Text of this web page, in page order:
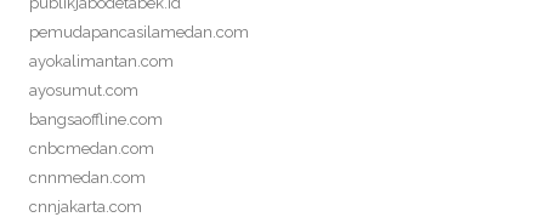
pemudapancasilamedan.com
ayokalimantan.com
ayosumut.com
bangsaoffline.com
cnbcmedan.com
cnnmedan.com
cnnjakarta.com